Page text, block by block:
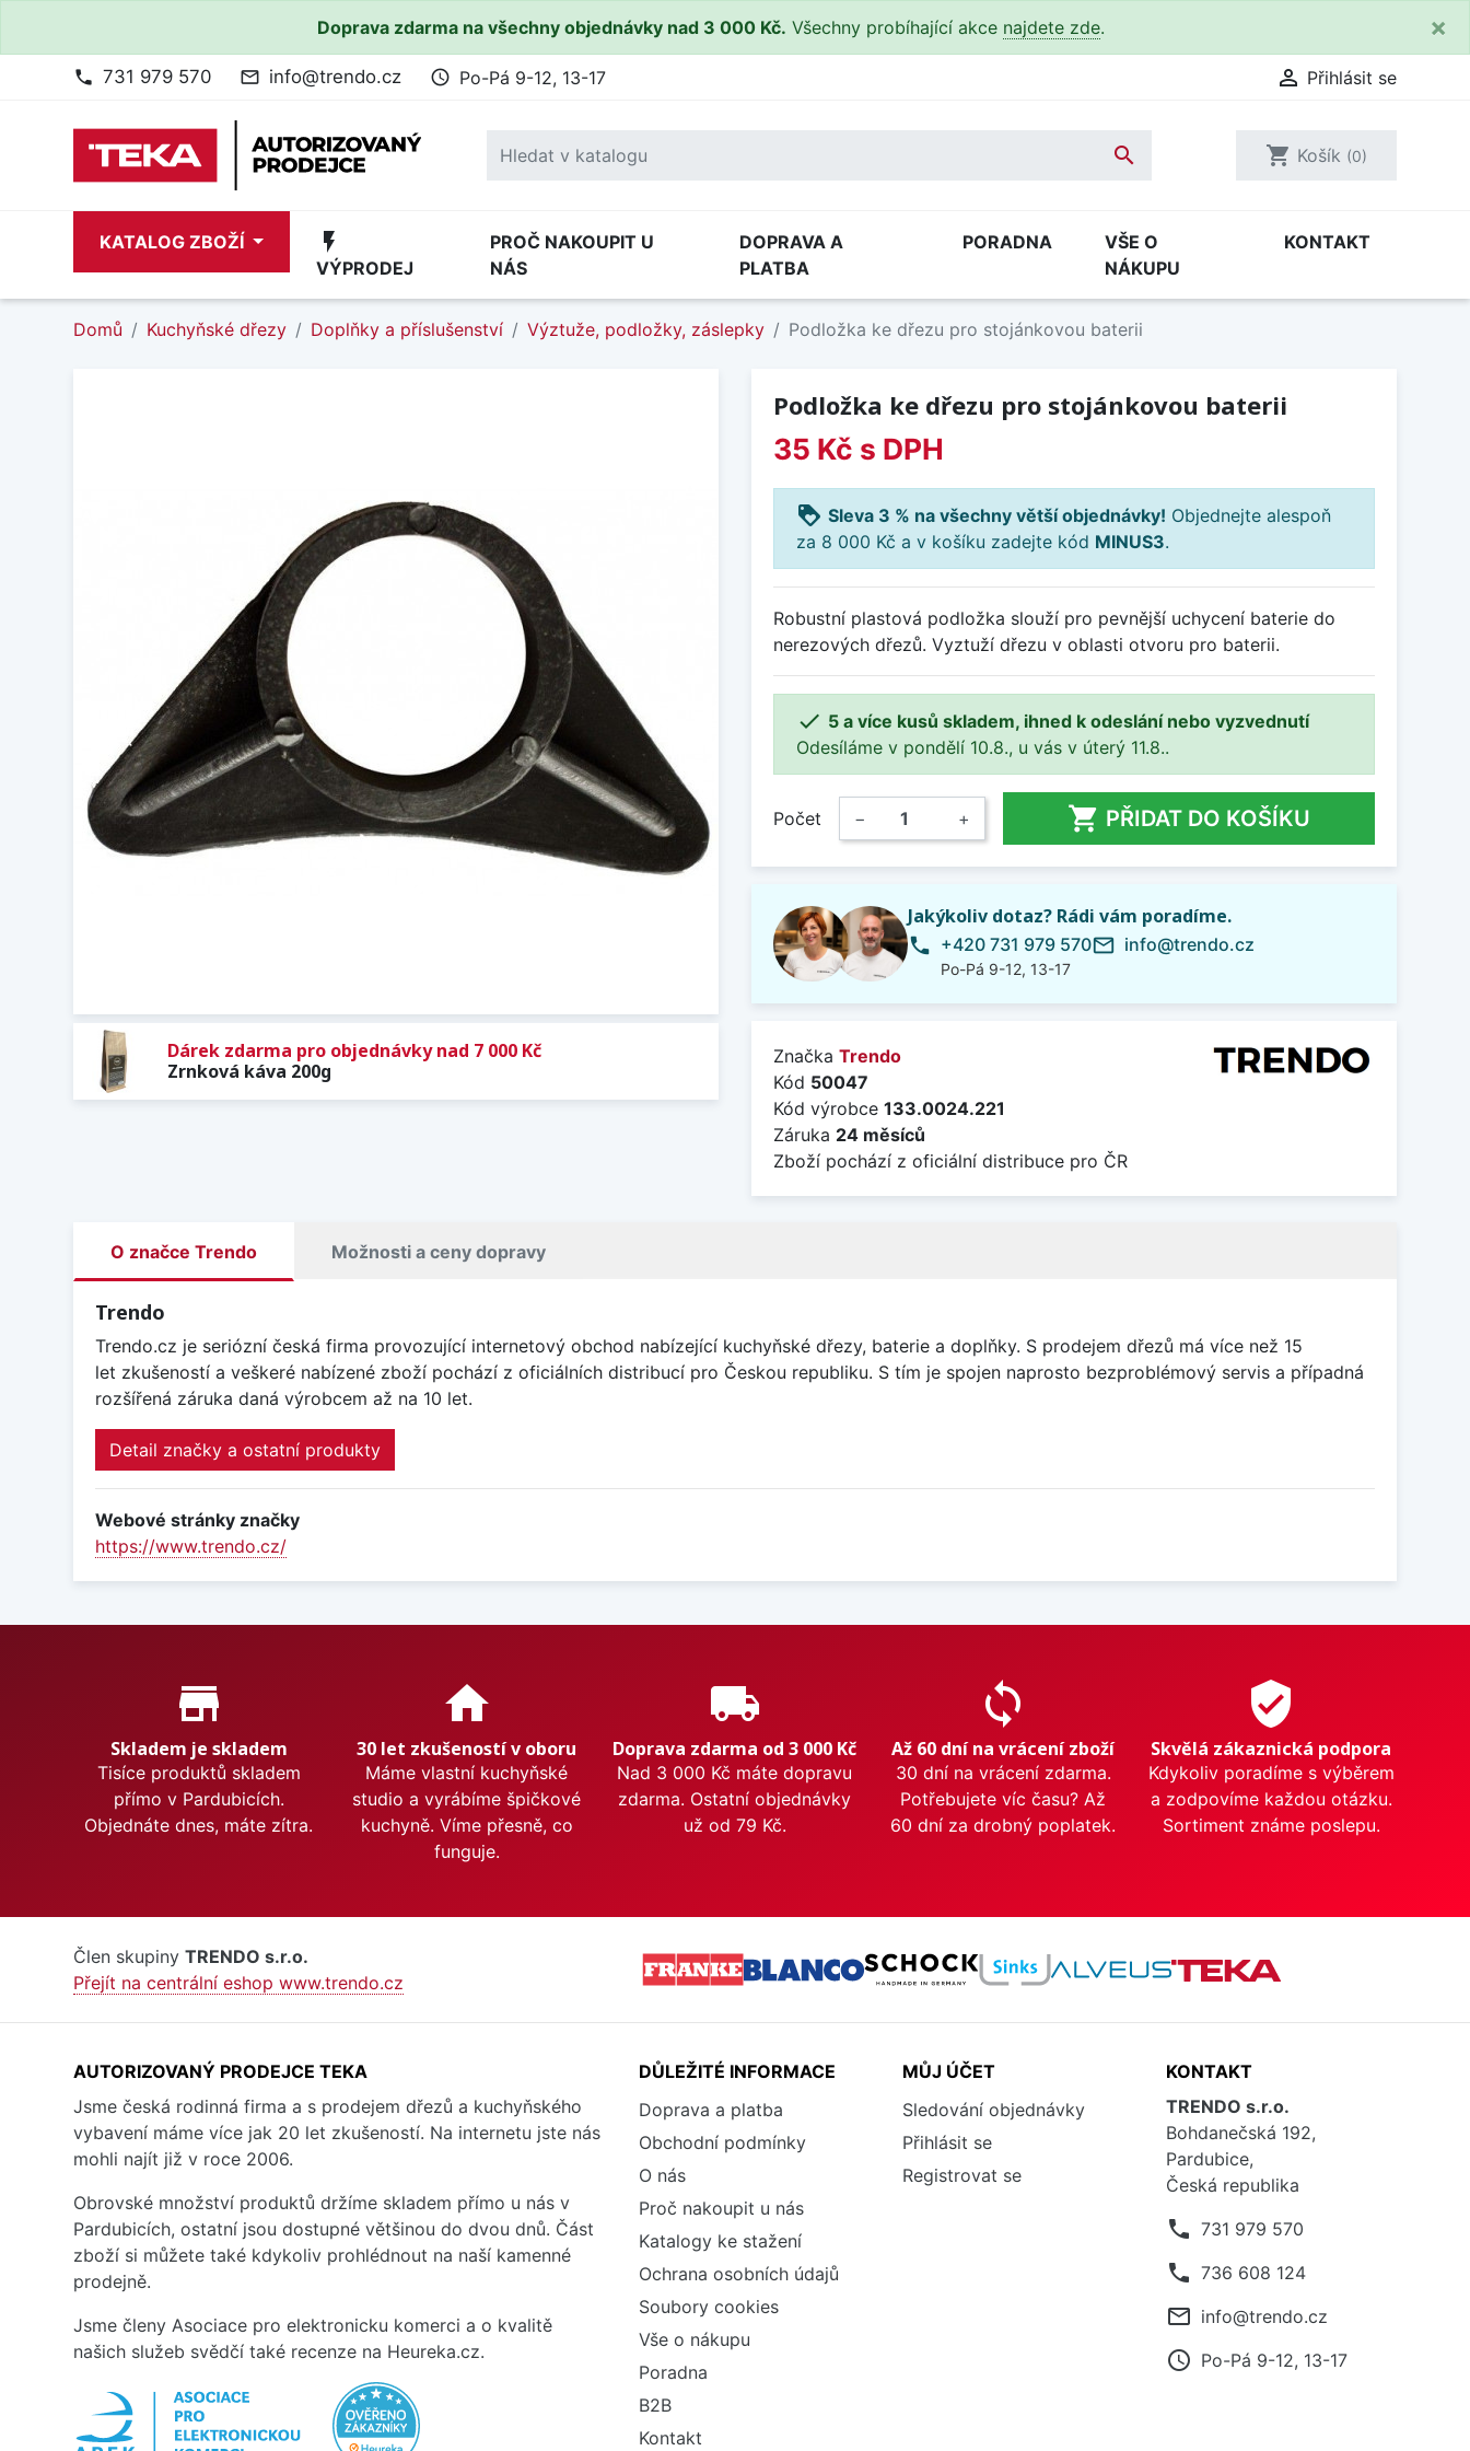
Doprava zdarma na všechny objednávky nad 3 000 Kč. Všechny probíhající akce najdete zde. ×
phone 731 979 570 mail_outline info@trendo.cz access_time Po-Pá 9-12, 13-17  Přihlásit se
 shopping_cart Košík (0)
KATALOG ZBOŽÍ flash_on
VÝPRODEJ
PROČ NAKOUPIT U
NÁS
DOPRAVA A
PLATBA
PORADNA
VŠE O
NÁKUPU
KONTAKT
Domů Kuchyňské dřezy Doplňky a příslušenství Výztuže, podložky, záslepky Podložka ke dřezu pro stojánkovou baterii
Dárek zdarma pro objednávky nad 7 000 Kč
Zrnková káva 200g
Podložka ke dřezu pro stojánkovou baterii
35 Kč s DPH
loyalty Sleva 3 % na všechny větší objednávky! Objednejte alespoň
za 8 000 Kč a v košíku zadejte kód MINUS3.
Robustní plastová podložka slouží pro pevnější uchycení baterie do
nerezových dřezů. Vyztuží dřezu v oblasti otvoru pro baterii.
 5 a více kusů skladem, ihned k odeslání nebo vyzvednutí
Odesíláme v pondělí 10.8., u vás v úterý 11.8..
Počet − +  PŘIDAT DO KOŠÍKU
Jakýkoliv dotaz? Rádi vám poradíme.
phone +420 731 979 570
Po-Pá 9-12, 13-17
mail_outline info@trendo.cz
Značka Trendo
Kód 50047
Kód výrobce 133.0024.221
Záruka 24 měsíců
Zboží pochází z oficiální distribuce pro ČR
O značce Trendo Možnosti a ceny dopravy
Trendo
Trendo.cz je seriózní česká firma provozující internetový obchod nabízející kuchyňské dřezy, baterie a doplňky. S prodejem dřezů má více než 15
let zkušeností a veškeré nabízené zboží pochází z oficiálních distribucí pro Českou republiku. S tím je spojen naprosto bezproblémový servis a případná
rozšířená záruka daná výrobcem až na 10 let.
Detail značky a ostatní produkty
Webové stránky značky
https://www.trendo.cz/
Proč nakupovat u nás?
store_mall_directory
Skladem je skladem
Tisíce produktů skladem
přímo v Pardubicích.
Objednáte dnes, máte zítra.
home
30 let zkušeností v oboru
Máme vlastní kuchyňské
studio a vyrábíme špičkové
kuchyně. Víme přesně, co
funguje.
local_shipping
Doprava zdarma od 3 000 Kč
Nad 3 000 Kč máte dopravu
zdarma. Ostatní objednávky
už od 79 Kč.
sync
Až 60 dní na vrácení zboží
30 dní na vrácení zdarma.
Potřebujete víc času? Až
60 dní za drobný poplatek.
verified_user
Skvělá zákaznická podpora
Kdykoliv poradíme s výběrem
a zodpovíme každou otázku.
Sortiment známe poslepu.
Člen skupiny TRENDO s.r.o.
Přejít na centrální eshop www.trendo.cz
AUTORIZOVANÝ PRODEJCE TEKA
Jsme česká rodinná firma a s prodejem dřezů a kuchyňského
vybavení máme více jak 20 let zkušeností. Na internetu jste nás
mohli najít již v roce 2006.
Obrovské množství produktů držíme skladem přímo u nás v
Pardubicích, ostatní jsou dostupné většinou do dvou dnů. Část
zboží si můžete také kdykoliv prohlédnout na naší kamenné
prodejně.
Jsme členy Asociace pro elektronicku komerci a o kvalitě
našich služeb svědčí také recenze na Heureka.cz.
DŮLEŽITÉ INFORMACE
Doprava a platba
Obchodní podmínky
O nás
Proč nakoupit u nás
Katalogy ke stažení
Ochrana osobních údajů
Soubory cookies
Vše o nákupu
Poradna
B2B
Kontakt
MŮJ ÚČET
Sledování objednávky
Přihlásit se
Registrovat se
KONTAKT
TRENDO s.r.o.
Bohdanečská 192,
Pardubice,
Česká republika
phone 731 979 570
phone 736 608 124
mail_outline info@trendo.cz
access_time Po-Pá 9-12, 13-17